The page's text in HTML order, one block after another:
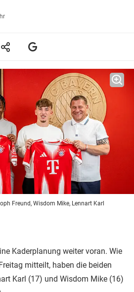
Freund, Wisdom Mike, Lennart Karl
Kaderplanung weiter voran. Wie
mitteilt, haben die beiden
Karl (17) und Wisdom Mike (16)